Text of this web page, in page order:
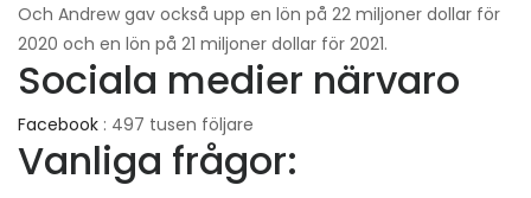
Och Andrew gav också upp en lön på 22 miljoner dollar för
2020 och en lön på 21 miljoner dollar för 2021.
Sociala medier närvaro
Facebook : 497 tusen följare
Vanliga frågor: